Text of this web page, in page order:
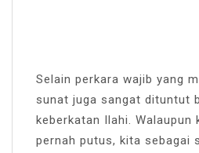
Selain perkara wajib yang
sunat juga sangat dituntut
keberkatan Ilahi. Walaupun
pernah putus, kita sebagai